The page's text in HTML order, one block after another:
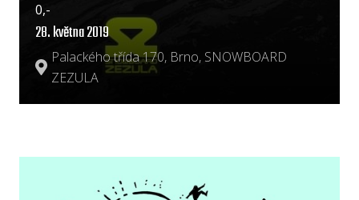
Palackého třída 170, Brno, SNOWBOARD
ZEZULA
28. května 2019
0,-